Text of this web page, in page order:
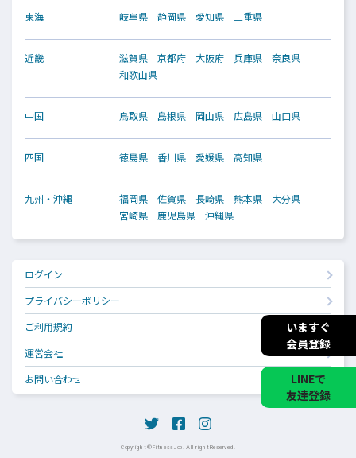
いますぐ
会員登録
LINEで
友達登録
東海 岐阜県 静岡県 愛知県 三重県
近畿 滋賀県 京都府 大阪府 兵庫県
奈良県
和歌山県
中国 鳥取県 島根県 岡山県 広島県 山口県
四国 徳島県 香川県 愛媛県 高知県
九州・沖縄 福岡県 佐賀県 長崎県 熊本県
大分県
宮崎県
鹿児島県 沖縄県
ログイン
プライバシーポリシー
ご利用規約
運営会社
お問い合わせ
Copyright © Fitness Job. All right Reserved.